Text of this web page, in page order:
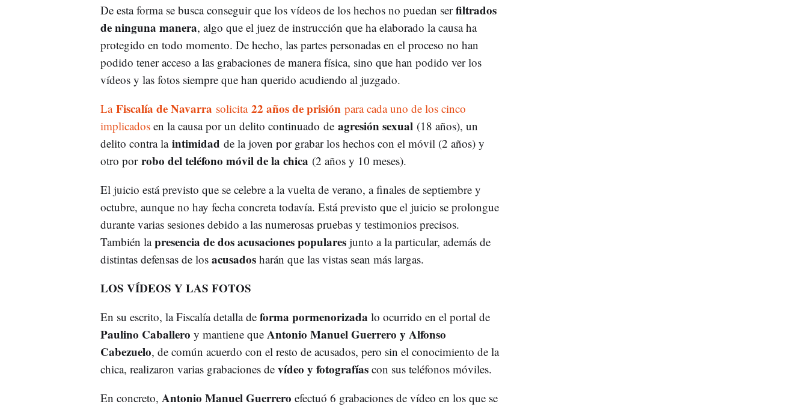
De esta forma se busca conseguir que los vídeos de los hechos no puedan serfiltrados
de ninguna manera, algo que el juez de instrucción que ha elaborado la causa ha
protegido en todo momento. De hecho, las partes personadas en el proceso no han
podido tener acceso a las grabaciones de manera física, sino que han podido ver los
vídeos y las fotos siempre que han querido acudiendo al juzgado.
La Fiscalía de Navarra solicita 22 años de prisiónpara cada uno de los cinco
implicados en la causa por un delito continuado de agresión sexual(18 años), un
delito contra la intimidad de la joven por grabar los hechos con el móvil (2 años) y
otro por robo del teléfono móvil de la chica (2 años y 10 meses).
El juicio está previsto que se celebre a la vuelta de verano, a finales de septiembre y
octubre, aunque no hay fecha concreta todavía. Está previsto que el juicio se prolongue
durante varias sesiones debido a las numerosas pruebas y testimonios precisos.
También lapresencia de dos acusaciones popularesjunto a la particular, además de
distintas defensas de los acusados harán que las vistas sean más largas.
LOS VÍDEOS Y LAS FOTOS
En su escrito, la Fiscalía detalla de forma pormenorizada lo ocurrido en el portal de
Paulino Caballero y mantiene queAntonio Manuel Guerrero y Alfonso
Cabezuelo, de común acuerdo con el resto de acusados, pero sin el conocimiento de la
chica, realizaron varias grabaciones de vídeo y fotografíascon sus teléfonos móviles.
En concreto, Antonio Manuel Guerrero efectuó 6 grabaciones de vídeo en los que se